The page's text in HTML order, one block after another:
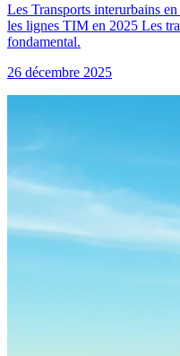
Les Transports interurbains
les lignes TIM en 2025 Les
fondamental.
26 décembre 2025